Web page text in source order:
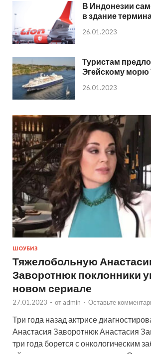
В Индонезии
в здание
26.01.2023
Туристам
Эгейскому морю
26.01.2023
ШОУБИЗ
Тяжелобольную
Заворотнюк поклонники
новом сериале
27.01.2023 - от admin - Оставьте
Три года назад актрисе
Анастасия Заворотнюк Анастасия
три года борется с онкологическим